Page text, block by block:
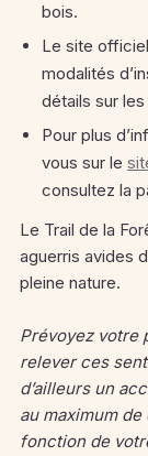
bois.
Le site
modalités
détails sur
Pour plus
vous sur le
consultez la
Le Trail de la
aguerris avides
pleine nature.
Prévoyez votre
relever ces
d’ailleurs un
au maximum
fonction de